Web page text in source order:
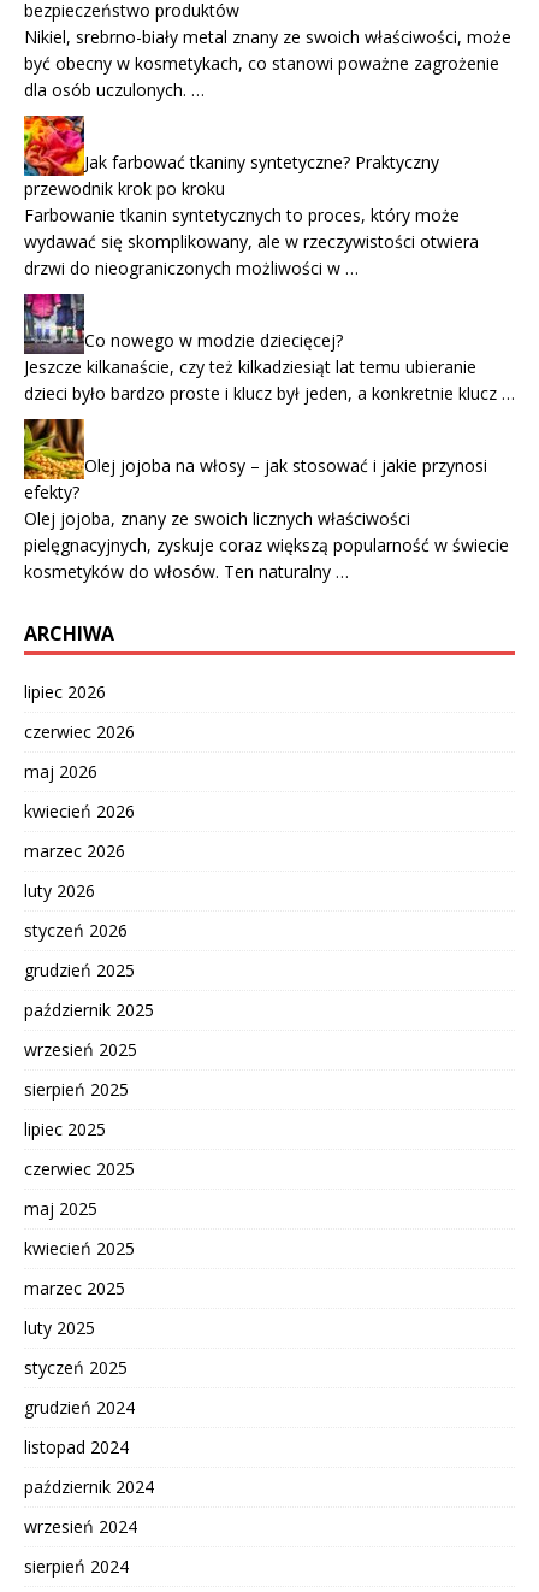
bezpieczeństwo produktów
Nikiel, srebrno-biały metal znany ze swoich właściwości, może
być obecny w kosmetykach, co stanowi poważne zagrożenie
dla osób uczulonych. …
Jak farbować tkaniny syntetyczne? Praktyczny
przewodnik krok po kroku
Farbowanie tkanin syntetycznych to proces, który może
wydawać się skomplikowany, ale w rzeczywistości otwiera
drzwi do nieograniczonych możliwości w …
Co nowego w modzie dziecięcej?
Jeszcze kilkanaście, czy też kilkadziesiąt lat temu ubieranie
dzieci było bardzo proste i klucz był jeden, a konkretnie klucz …
Olej jojoba na włosy – jak stosować i jakie przynosi
efekty?
Olej jojoba, znany ze swoich licznych właściwości
pielęgnacyjnych, zyskuje coraz większą popularność w świecie
kosmetyków do włosów. Ten naturalny …
ARCHIWA
lipiec 2026
czerwiec 2026
maj 2026
kwiecień 2026
marzec 2026
luty 2026
styczeń 2026
grudzień 2025
październik 2025
wrzesień 2025
sierpień 2025
lipiec 2025
czerwiec 2025
maj 2025
kwiecień 2025
marzec 2025
luty 2025
styczeń 2025
grudzień 2024
listopad 2024
październik 2024
wrzesień 2024
sierpień 2024